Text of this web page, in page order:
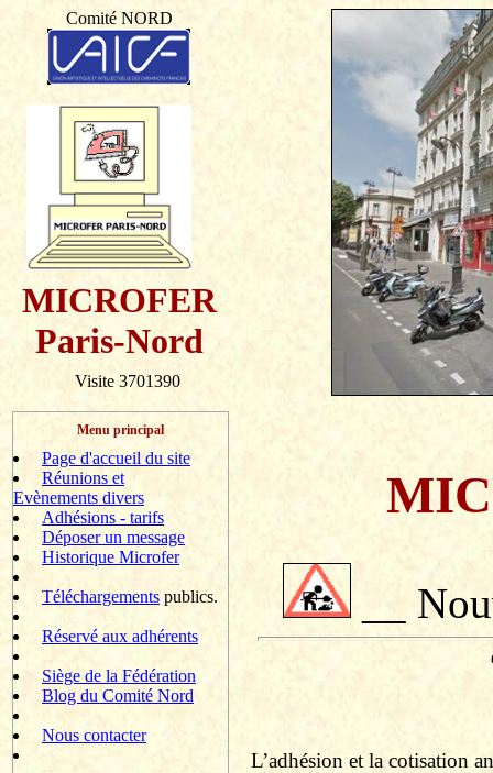
Comité NORD
MICROFER
Paris-Nord
Visite 3701390
Menu principal
Page d'accueil du site
Réunions et
Evènements divers
Adhésions - tarifs
Déposer un message
Historique Microfer
Téléchargements publics.
Réservé aux adhérents
Siège de la Fédération
Blog du Comité Nord
Nous contacter
__
L’adhésion et la cotisation